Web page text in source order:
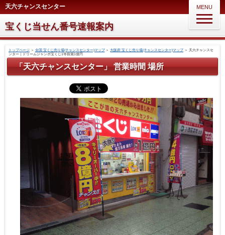
天六チャンスセンター
宝くじ当せん番号速報案内
MENU
トップページ＞ 全国 宝くじ売り場(チャンスセンター)マップ＞大阪府 宝くじ売り場(チャンスセンター)マップ ＞天六チャンスセ
ンター｜ドリームジャンボ宝くじ1等前賞1億円
「天六チャンスセンター」 営業時間 場所